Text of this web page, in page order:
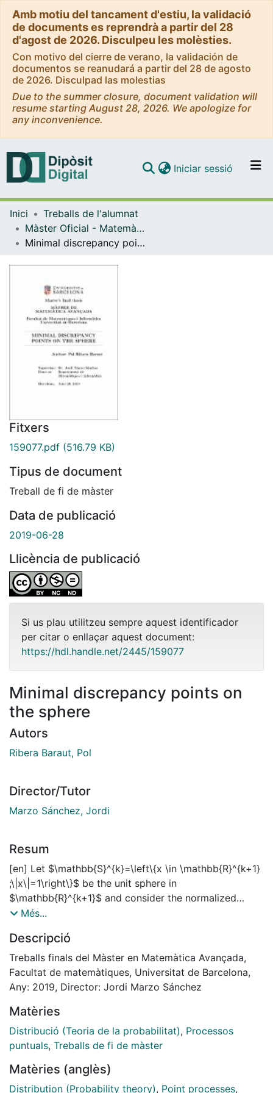
Amb motiu del tancament d'estiu, la validació
de documents es reprendrà a partir del 28
d'agost de 2026. Disculpeu les molèsties.
Con motivo del cierre de verano, la validación de
documentos se reanudará a partir del 28 de agosto
de 2026. Disculpad las molestias
Due to the summer closure, document validation will
resume starting August 28, 2026. We apologize for
any inconvenience.
Navega per tot el DD
Com publicar
Iniciar sessió (current)
Inici
Treballs de l'alumnat
Màster Oficial - Matemàtica Avançada
Minimal discrepancy points on the sphere
Fitxers
159077.pdf (516.79 KB)
Tipus de document
Treball de fi de màster
Data de publicació
2019-06-28
Llicència de publicació
Si us plau utilitzeu sempre aquest identificador
per citar o enllaçar aquest document:
https://hdl.handle.net/2445/159077
Minimal discrepancy points on
the sphere
Autors
Ribera Baraut, Pol
Director/Tutor
Marzo Sánchez, Jordi
Resum
[en] Let $\mathbb{S}^{k}=\left\{x \in \mathbb{R}^{k+1}
;\|x\|=1\right\}$ be the unit sphere in
$\mathbb{R}^{k+1}$ and consider the normalized
surface area measure $\sigma^{*}$. It is well known
\mathbb{S}^{k}$ is asymptotically uniformly
distributed, i.e., the probability measure $\frac{1}{n}
\sum_{j=1}^{n} \delta_{x_{j}}$ converges in the weak-
$^{*}$ topology to $\sigma^{*},$ if and only if the
\ldots, x_{n}\right\},$ defined as
\[
\mathbb{D}_{n}(P)=\sup _{C(x, t) \subset
\sigma^{*}(C(x, t))\right|
\]
Més...
Descripció
Treballs finals del Màster en Matemàtica Avançada,
Facultat de matemàtiques, Universitat de Barcelona,
Any: 2019, Director: Jordi Marzo Sánchez
Matèries
Distribució (Teoria de la probabilitat), Processos
puntuals, Treballs de fi de màster
Matèries (anglès)
Distribution (Probability theory), Point processes,